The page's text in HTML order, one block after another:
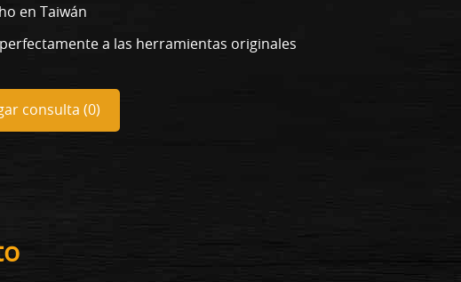
en Taiwán
a las herramientas originales
consulta (0)